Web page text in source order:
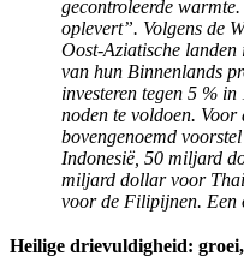
gecontroleerde
oplevert”. Volgens de
Oost-Aziatische
van hun Binnenlands
investeren tegen 5 % in
noden te voldoen.
bovengenoemd
Indonesië, 50 miljard
miljard dollar voor
voor de Filipijnen. Een
Heilige drievuldigheid: